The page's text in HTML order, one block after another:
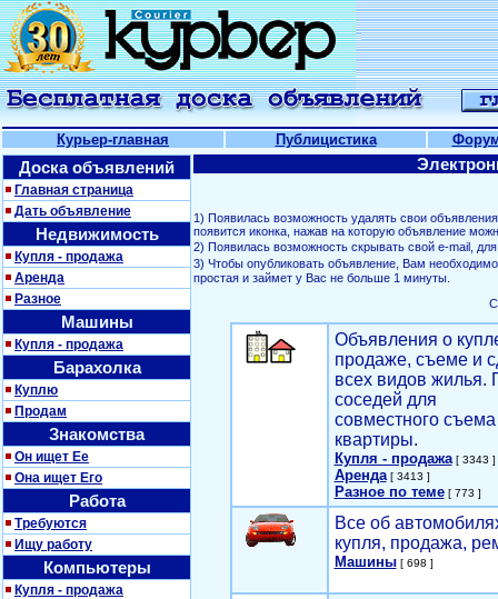
Курьер-главная Публицистика
Доска объявлений
Главная страница
Дать объявление
Недвижимость
Купля - продажа
Аренда
Разное
Машины
Купля - продажа
Барахолка
Куплю
Продам
Знакомства
Он ищет Ее
Она ищет Его
Работа
Требуются
Ищу работу
Компьютеры
Купля - продажа
1) Появилась возможность удалять свои
появится иконка, нажав на которую объявление
2) Появилась возможность скрывать свой е-mail,
3) Чтобы опубликовать объявление, Вам
простая и займет у Вас не больше 1 минуты.
Объявления о
продаже, съеме и
всех видов жилья.
соседей для
совместного съема
квартиры.
Купля - продажа[ 3343 ]
Аренда[ 3413 ]
Разное по теме[ 773 ]
Все об
купля, продажа,
Машины[ 698 ]